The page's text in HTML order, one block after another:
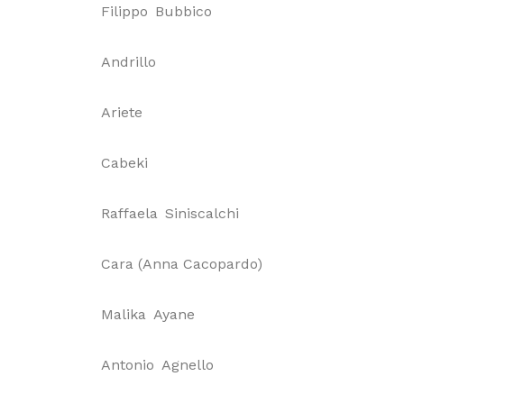
Filippo Bubbico
Andrillo
Ariete
Cabeki
Raffaela Siniscalchi
Cara (Anna Cacopardo)
Malika Ayane
Antonio Agnello